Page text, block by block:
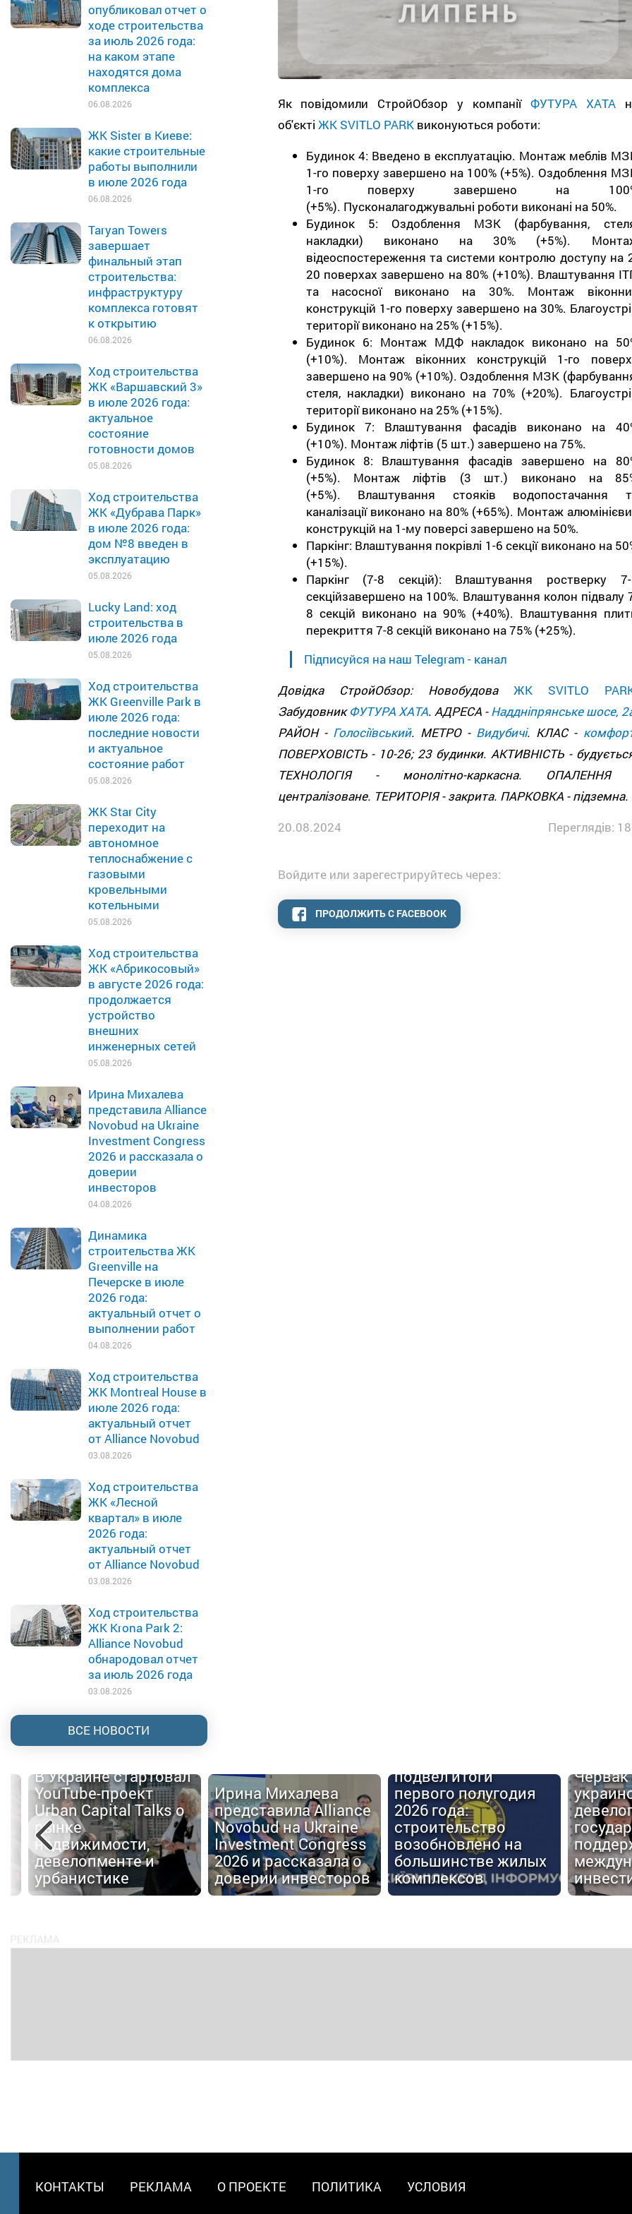
опубликовал отчет о
ходе строительства
за июль 2026 года:
на каком этапе
находятся дома
комплекса
06.08.2026
ЖК Sister в Киеве:
какие строительные
работы выполнили
в июле 2026 года
06.08.2026
Taryan Towers
завершает
финальный этап
строительства:
инфраструктуру
комплекса готовят
к открытию
06.08.2026
Ход строительства
ЖК «Варшавский 3»
в июле 2026 года:
актуальное
состояние
готовности домов
05.08.2026
Ход строительства
ЖК «Дубрава Парк»
в июле 2026 года:
дом №8 введен в
эксплуатацию
05.08.2026
Lucky Land: ход
строительства в
июле 2026 года
05.08.2026
Ход строительства
ЖК Greenville Park в
июле 2026 года:
последние новости
и актуальное
состояние работ
05.08.2026
ЖК Star City
переходит на
автономное
теплоснабжение с
газовыми
кровельными
котельными
05.08.2026
Ход строительства
ЖК «Абрикосовый»
в августе 2026 года:
продолжается
устройство
внешних
инженерных сетей
05.08.2026
Ирина Михалева
представила Alliance
Novobud на Ukraine
Investment Congress
2026 и рассказала о
доверии
инвесторов
04.08.2026
Динамика
строительства ЖК
Greenville на
Печерске в июле
2026 года:
актуальный отчет о
выполнении работ
04.08.2026
Ход строительства
ЖК Montreal House в
июле 2026 года:
актуальный отчет
от Alliance Novobud
03.08.2026
Ход строительства
ЖК «Лесной
квартал» в июле
2026 года:
актуальный отчет
от Alliance Novobud
03.08.2026
Ход строительства
ЖК Krona Park 2:
Alliance Novobud
обнародовал отчет
за июль 2026 года
03.08.2026
ВСЕ НОВОСТИ
Як повідомили СтройОбзор у компанії ФУТУРА ХАТА
об'єкті ЖК SVITLO PARKвиконуються роботи:
Будинок 4: Введено в експлуатацію. Монтаж меблів
1-го поверху завершено на 100% (+5%). Оздоблення
1-го поверху завершено на
(+5%). Пусконалагоджувальні роботи виконані на 50%.
Будинок 5: Оздоблення МЗК (фарбування,
накладки) виконано на 30% (+5%).
відеоспостереження та системи контролю доступу на
20 поверхах завершено на 80% (+10%). Влаштування
та насосної виконано на 30%. Монтаж
конструкцій 1-го поверху завершено на 30%.
території виконано на 25% (+15%).
Будинок 6: Монтаж МДФ накладок виконано на
(+10%). Монтаж віконних конструкцій 1-го
завершено на 90% (+10%). Оздоблення МЗК
стеля, накладки) виконано на 70% (+20%).
території виконано на 25% (+15%).
Будинок 7: Влаштування фасадів виконано на
(+10%). Монтаж ліфтів (5 шт.) завершено на 75%.
Будинок 8: Влаштування фасадів завершено на
(+5%). Монтаж ліфтів (3 шт.) виконано на
(+5%). Влаштування стояків водопостачання
каналізації виконано на 80% (+65%). Монтаж
конструкцій на 1-му поверсі завершено на 50%.
Паркінг: Влаштування покрівлі 1-6 секції виконано на
(+15%).
Паркінг (7-8 секцій): Влаштування ростверку
секційзавершено на 100%. Влаштування колон підвалу
8 секцій виконано на 90% (+40%). Влаштування
перекриття 7-8 секцій виконано на 75% (+25%).
Підписуйся на наш Telegram - канал
Довідка СтройОбзор: Новобудова ЖК SVITLO
ЗабудовникФУТУРА ХАТА. АДРЕСА -Наддніпрянське шосе,
РАЙОН - Голосіївський. МЕТРО - Видубичі. КЛАС -
ПОВЕРХОВІСТЬ - 10-26; 23 будинки. АКТИВНІСТЬ -
ТЕХНОЛОГІЯ - монолітно-каркасна. ОПАЛЕННЯ
централізоване. ТЕРИТОРІЯ - закрита. ПАРКОВКА - підземна.
20.08.2024
Переглядів:
Войдите или зарегестрируйтесь через:
ПРОДОЛЖИТЬ С FACEBOOK
В Украине стартовал
YouTube-проект
Urban Capital Talks о
рынке
недвижимости,
девелопменте и
урбанистике
Ирина Михалева
представила Alliance
Novobud на Ukraine
Investment Congress
2026 и рассказала о
доверии инвесторов
подвел итоги
первого полугодия
2026 года:
строительство
возобновлено на
большинстве жилых
комплексов
МЕНЮ
КОНТАКТЫ РЕКЛАМА О ПРОЕКТЕ ПОЛИТИКА УСЛОВИЯ